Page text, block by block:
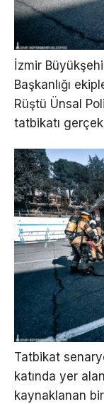
İzmir
Başkanlığı
Rüştü Ünsal
tatbikatı
Tatbikat
katında yer
kaynaklanan bir